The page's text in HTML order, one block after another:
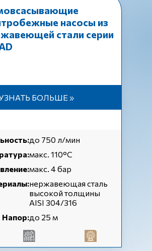
насосы из
стали серии
БОЛЬШЕ »
до 750 л/мин
макс. 110°C
макс. 4 бар
нержавеющая сталь
высокой толщины
AISI 304/316
Напор:до 25 м